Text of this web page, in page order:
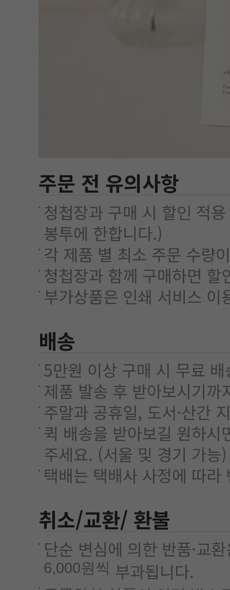
주문 전 유의사항
청첩장과 구매 시 할인 적
봉투에 한합니다.)
각 제품 별 최소 주문 수량
청첩장과 함께 구매하면
부가상품은 인쇄 서비스 이
배송
5만원 이상 구매 시 무료
제품 발송 후 받아보시기
주말과 공휴일, 도서·산간
퀵 배송을 받아보길 원하
주세요. (서울 및 경기 가능)
택배는 택배사 사정에 따라
취소/교환/ 환불
단순 변심에 의한 반품·교
6,000원씩 부과됩니다.